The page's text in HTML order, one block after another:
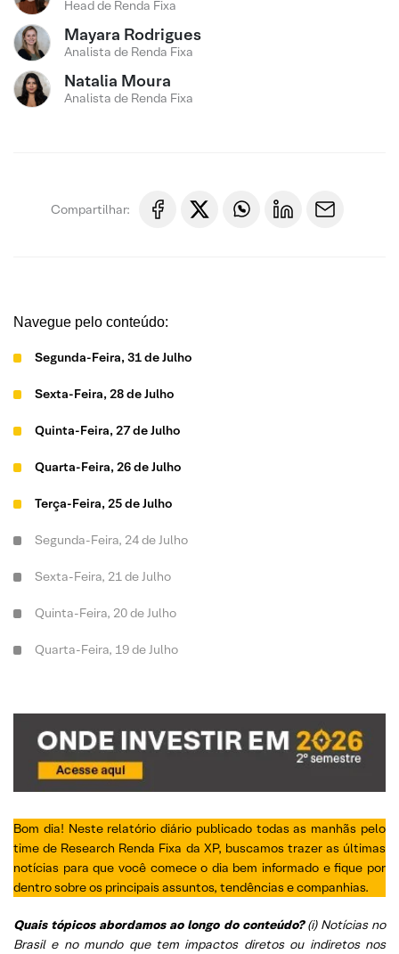
Head de Renda Fixa
Mayara Rodrigues
Analista de Renda Fixa
Natalia Moura
Analista de Renda Fixa
Compartilhar:
Navegue pelo conteúdo:
Segunda-Feira, 31 de Julho
Sexta-Feira, 28 de Julho
Quinta-Feira, 27 de Julho
Quarta-Feira, 26 de Julho
Terça-Feira, 25 de Julho
Segunda-Feira, 24 de Julho
Sexta-Feira, 21 de Julho
Quinta-Feira, 20 de Julho
Quarta-Feira, 19 de Julho
Sexta-Feira, 14 de Julho
Quinta-Feira, 13 de Julho
Quarta-Feira, 12 de Julho
Terça-Feira, 11 de Julho
Quinta-Feira, 06 de Julho
Bom dia! Neste relatório diário publicado todas as manhãs pelo
time de Research Renda Fixa da XP, buscamos trazer as últimas
notícias para que você comece o dia bem informado e fique por
dentro sobre os principais assuntos, tendências e companhias.
Quais tópicos abordamos ao longo do conteúdo?(i) Notícias no
Brasil e no mundo que tem impactos diretos ou indiretos nos